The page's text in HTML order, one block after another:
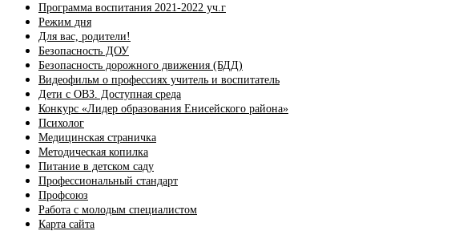
Программа воспитания 2021-2022 уч.г
Режим дня
Для вас, родители!
Безопасность ДОУ
Безопасность дорожного движения (БДД)
Видеофильм о профессиях учитель и воспитатель
Дети с ОВЗ. Доступная среда
Конкурс «Лидер образования Енисейского района»
Психолог
Медицинская страничка
Методическая копилка
Питание в детском саду
Профессиональный стандарт
Профсоюз
Работа с молодым специалистом
Карта сайта